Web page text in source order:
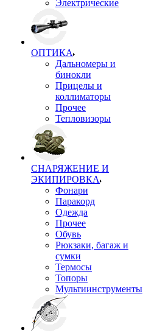
Электрические
ОПТИКА
Дальномеры и
бинокли
Прицелы и
коллиматоры
Прочее
Тепловизоры
СНАРЯЖЕНИЕ И
ЭКИПИРОВКА
Фонари
Паракорд
Одежда
Прочее
Обувь
Рюкзаки, багаж и
сумки
Термосы
Топоры
Мультиинструменты